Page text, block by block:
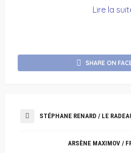
Lire la
SHARE ON
STÉPHANE RENARD / LE
ARSÈNE MAXIMOV /